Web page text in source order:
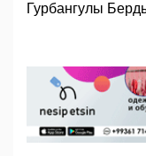
Гурбангулы